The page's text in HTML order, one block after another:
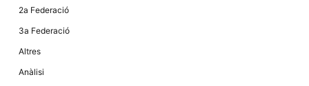
2a Federació
3a Federació
Altres
Anàlisi